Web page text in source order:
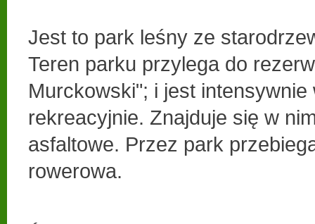
Jest to park leśny ze
Teren parku przylega do
Murckowski"; i jest
rekreacyjnie. Znajduje się w
asfaltowe. Przez park
rowerowa.